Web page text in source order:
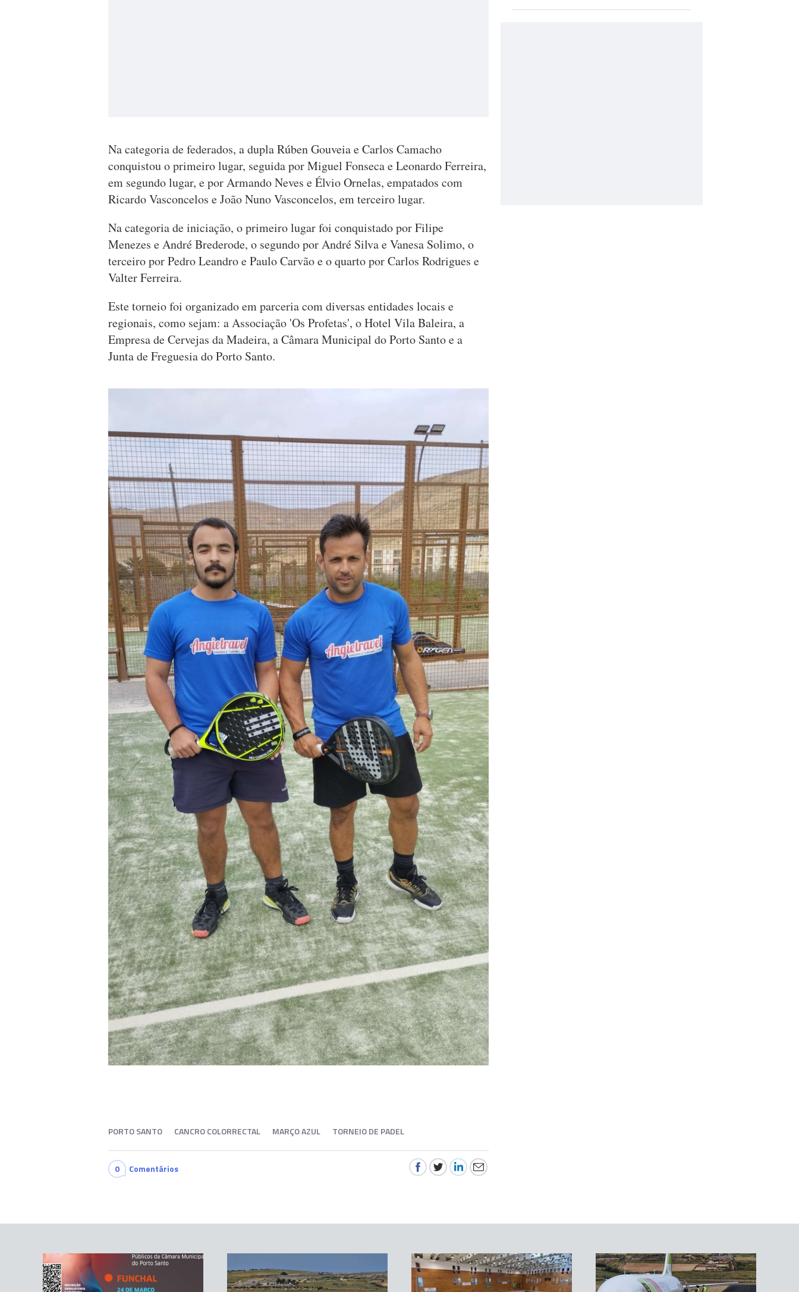
Na categoria de federados, a dupla Rúben Gouveia e Carlos Camacho
conquistou o primeiro lugar, seguida por Miguel Fonseca e Leonardo Ferreira,
em segundo lugar, e por Armando Neves e Élvio Ornelas, empatados com
Ricardo Vasconcelos e João Nuno Vasconcelos, em terceiro lugar.
Na categoria de iniciação, o primeiro lugar foi conquistado por Filipe
Menezes e André Brederode, o segundo por André Silva e Vanesa Solimo, o
terceiro por Pedro Leandro e Paulo Carvão e o quarto por Carlos Rodrigues e
Valter Ferreira.
Este torneio foi organizado em parceria com diversas entidades locais e
regionais, como sejam: a Associação 'Os Profetas', o Hotel Vila Baleira, a
Empresa de Cervejas da Madeira, a Câmara Municipal do Porto Santo e a
Junta de Freguesia do Porto Santo.
PORTO SANTO CANCRO COLORRECTAL MARÇO AZUL TORNEIO DE PADEL
0 Comentários